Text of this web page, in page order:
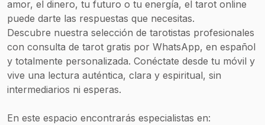
amor, el dinero, tu futuro o tu energía, el tarot online
puede darte las respuestas que necesitas.
Descubre nuestra selección de tarotistas profesionales
con consulta de tarot gratis por WhatsApp, en español
y totalmente personalizada. Conéctate desde tu móvil y
vive una lectura auténtica, clara y espiritual, sin
intermediarios ni esperas.
En este espacio encontrarás especialistas en: